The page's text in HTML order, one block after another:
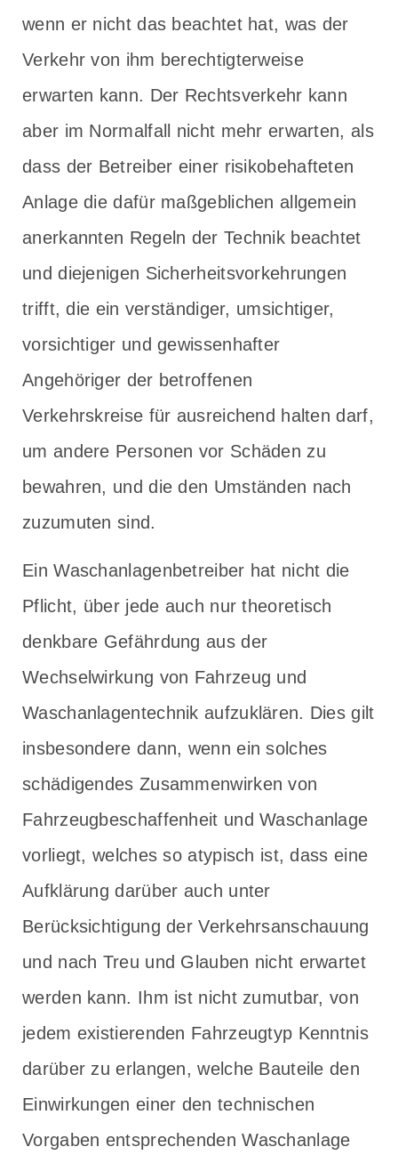
wenn er nicht das beachtet hat, was der
Verkehr von ihm berechtigterweise
erwarten kann. Der Rechtsverkehr kann
aber im Normalfall nicht mehr erwarten, als
dass der Betreiber einer risikobehafteten
Anlage die dafür maßgeblichen allgemein
anerkannten Regeln der Technik beachtet
und diejenigen Sicherheitsvorkehrungen
trifft, die ein verständiger, umsichtiger,
vorsichtiger und gewissenhafter
Angehöriger der betroffenen
Verkehrskreise für ausreichend halten darf,
um andere Personen vor Schäden zu
bewahren, und die den Umständen nach
zuzumuten sind.
Ein Waschanlagenbetreiber hat nicht die
Pflicht, über jede auch nur theoretisch
denkbare Gefährdung aus der
Wechselwirkung von Fahrzeug und
Waschanlagentechnik aufzuklären. Dies gilt
insbesondere dann, wenn ein solches
schädigendes Zusammenwirken von
Fahrzeugbeschaffenheit und Waschanlage
vorliegt, welches so atypisch ist, dass eine
Aufklärung darüber auch unter
Berücksichtigung der Verkehrsanschauung
und nach Treu und Glauben nicht erwartet
werden kann. Ihm ist nicht zumutbar, von
jedem existierenden Fahrzeugtyp Kenntnis
darüber zu erlangen, welche Bauteile den
Einwirkungen einer den technischen
Vorgaben entsprechenden Waschanlage